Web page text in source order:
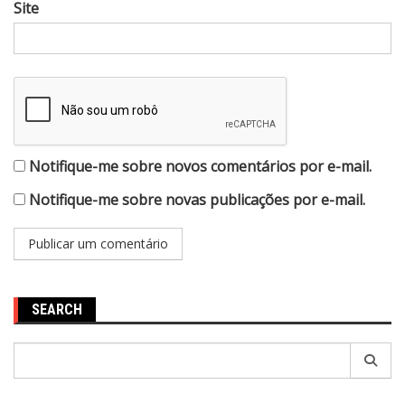
Site
Notifique-me sobre novos comentários por e-mail.
Notifique-me sobre novas publicações por e-mail.
SEARCH